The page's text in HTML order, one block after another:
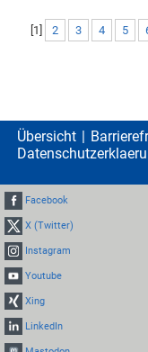
1 2 3 4 5
Übersicht
Facebook
X (Twitter)
Instagram
Youtube
Xing
LinkedIn